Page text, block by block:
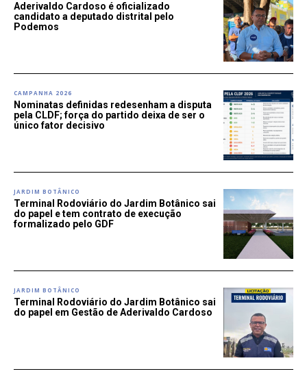
Aderivaldo Cardoso é oficializado
candidato a deputado distrital pelo
Podemos
CAMPANHA 2026
Nominatas definidas redesenham a disputa
pela CLDF; força do partido deixa de ser o
único fator decisivo
JARDIM BOTÂNICO
Terminal Rodoviário do Jardim Botânico sai
do papel e tem contrato de execução
formalizado pelo GDF
JARDIM BOTÂNICO
Terminal Rodoviário do Jardim Botânico sai
do papel em Gestão de Aderivaldo Cardoso